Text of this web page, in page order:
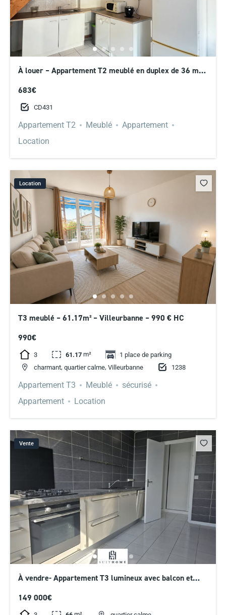
À louer – Appartement T2 meublé en duplex de 36 m²
683€
CD431
Appartement T2 Meublé
Appartement
Location
Location
T3 meublé – 61.17m² – Villeurbanne – 990 € HC
990€
3 61.17 m²
1 place de parking
charmant ,quartier calme ,Villeurbanne 1238
Appartement T3 Meublé
sécurisé
Appartement
Location
Vente
À vendre- Appartement T3 lumineux avec balcon et
149 000€